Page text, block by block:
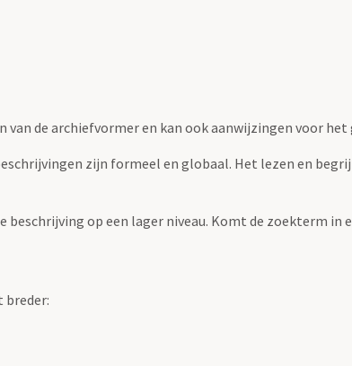
de archiefvormer en kan ook aanwijzingen voor
zijn formeel en globaal. Het lezen en
op een lager niveau. Komt de zoekterm in
breder: